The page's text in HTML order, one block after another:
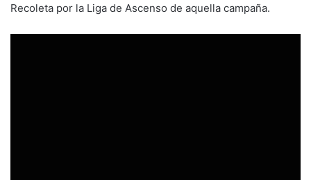
Recoleta por la Liga de Ascenso de aquella campaña.